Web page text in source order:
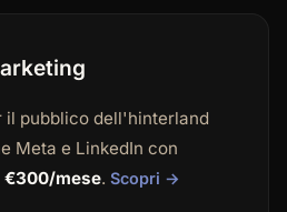
il pubblico dell'hinterland
Meta e LinkedIn con
€300/mese. Scopri →